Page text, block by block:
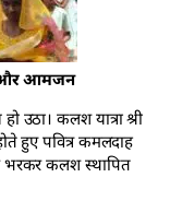
और आमजन
उठा। कलश यात्रा श्री
हुए पवित्र कमलदाह
भरकर कलश स्थापित